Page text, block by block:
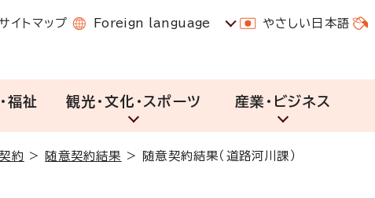
イトマップ Foreign language やさしい日本語
福祉 観光・文化・スポーツ 産業・ビジネス
約 > 随意契約結果 > 随意契約結果（道路河川課）